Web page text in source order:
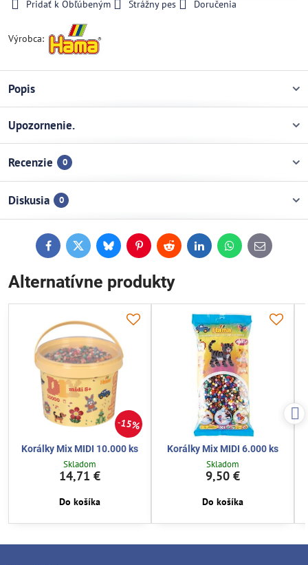
Pridať k Obľúbeným Strážny pes Doručenia
Výrobca:
Popis
Upozornenie.
Recenzie 0
Diskusia 0
FacebookTwitterBlueskyPinterestReddit LinkedInWhatsApp
E-
mail
Alternatívne produkty
15%
Korálky Mix MIDI 10.000 ks
Skladom
14,71 €
Do košíka
Korálky Mix MIDI 6.000 ks
Skladom
9,50 €
Do košíka